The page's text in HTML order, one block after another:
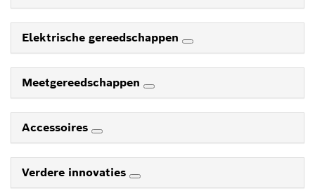
Elektrische gereedschappen
Meetgereedschappen
Accessoires
Verdere innovaties